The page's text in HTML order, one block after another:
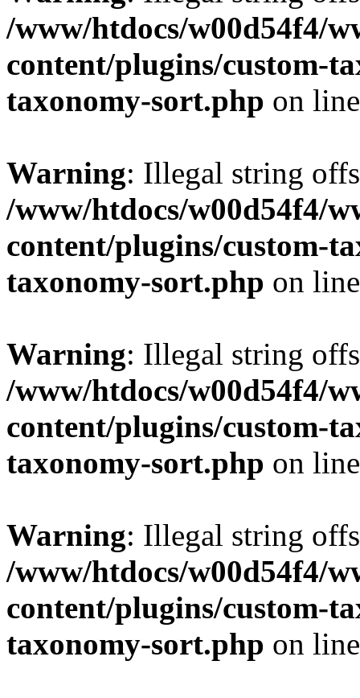
/www/htdocs/w00d54f4/
content/plugins/custom-
taxonomy-sort.php on
Warning: Illegal string
/www/htdocs/w00d54f4/
content/plugins/custom-
taxonomy-sort.php on
Warning: Illegal string
/www/htdocs/w00d54f4/
content/plugins/custom-
taxonomy-sort.php on
Warning: Illegal string
/www/htdocs/w00d54f4/
content/plugins/custom-
taxonomy-sort.php on